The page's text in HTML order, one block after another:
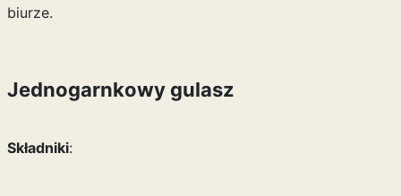
biurze.
Jednogarnkowy gulasz
Składniki: